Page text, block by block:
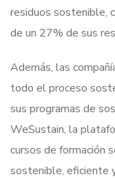
residuos sostenible,
de un 27% de sus
Además, las
todo el proceso
sus programas de
WeSustain, la
cursos de formación
sostenible, eficiente